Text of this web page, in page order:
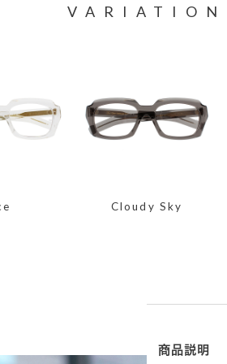
VARIATION
Cloudy Sky
商品説明